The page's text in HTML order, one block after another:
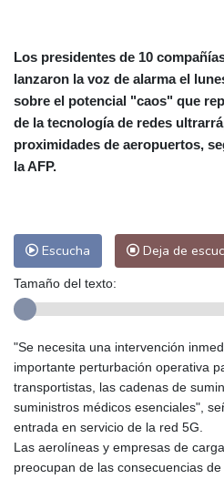
Los presidentes de 10
lanzaron la voz de alarma el
sobre el potencial "caos" que
de la tecnología de redes
proximidades de aeropuertos,
la AFP.
Escucha Deja de
Tamaño del texto:
"Se necesita una intervención
importante perturbación operativa
transportistas, las cadenas de
suministros médicos esenciales",
entrada en servicio de la red 5G.
Las aerolíneas y empresas de
preocupan de las consecuencias